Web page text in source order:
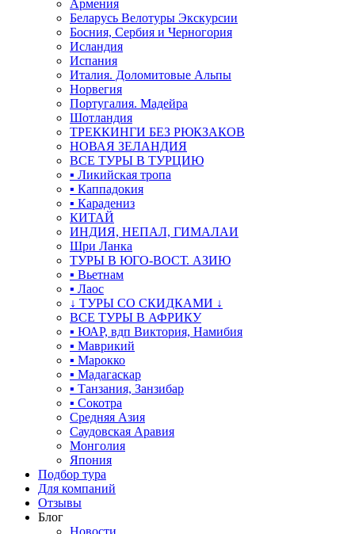
Армения
Беларусь Велотуры Экскурсии
Босния, Сербия и Черногория
Исландия
Испания
Италия. Доломитовые Альпы
Норвегия
Португалия. Мадейра
Шотландия
ТРЕККИНГИ БЕЗ РЮКЗАКОВ
НОВАЯ ЗЕЛАНДИЯ
ВСЕ ТУРЫ В ТУРЦИЮ
▪ Ликийская тропа
▪ Каппадокия
▪ Карадениз
КИТАЙ
ИНДИЯ, НЕПАЛ, ГИМАЛАИ
Шри Ланка
ТУРЫ В ЮГО-ВОСТ. АЗИЮ
▪ Вьетнам
▪ Лаос
↓ ТУРЫ СО СКИДКАМИ ↓
ВСЕ ТУРЫ В АФРИКУ
▪ ЮАР, вдп Виктория, Намибия
▪ Маврикий
▪ Марокко
▪ Мадагаскар
▪ Танзания, Занзибар
▪ Сокотра
Средняя Азия
Саудовская Аравия
Монголия
Япония
Подбор тура
Для компаний
Отзывы
Блог
Новости